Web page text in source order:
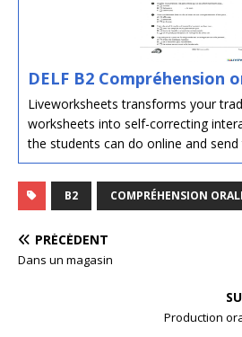
DELF B2 Compréhension
Liveworksheets transforms your
worksheets into self-correcting
the students can do online and
B2 COMPRÉHENSION
PRÉCÉDENT
Dans un magasin
Production